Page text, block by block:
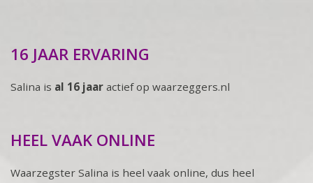
16 JAAR ERVARING
Salina is al 16 jaar actief op waarzeggers.nl
HEEL VAAK ONLINE
Waarzegster Salina is heel vaak online, dus heel